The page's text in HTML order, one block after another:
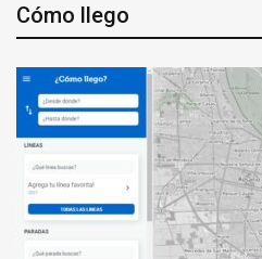
Cómo llego